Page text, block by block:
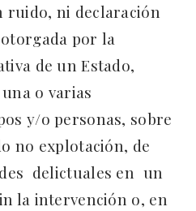
ruido, ni declaración
por la
de un Estado,
o varias
y/o personas, sobre
no explotación, de
delictuales en un
la intervención o, en